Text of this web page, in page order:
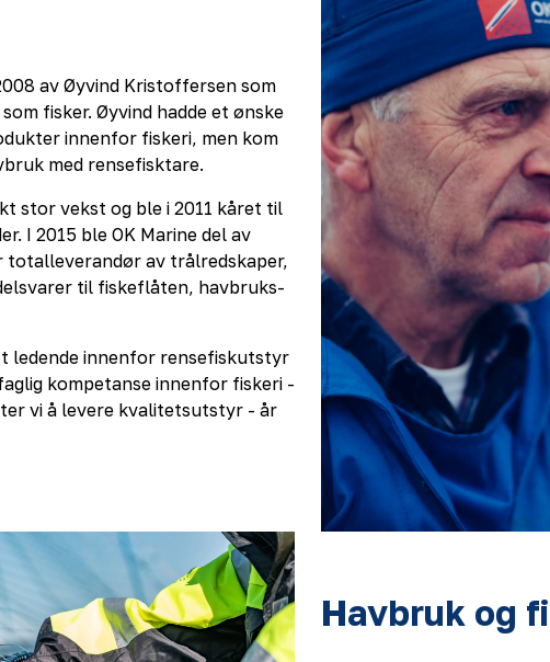
av Øyvind Kristoffersen som
fisker. Øyvind hadde et ønske
innenfor fiskeri, men kom
med rensefisktare.
stor vekst og ble i 2011 kåret til
I 2015 ble OK Marine del av
totalleverandør av trålredskaper,
til fiskeflåten, havbruks-
ledende innenfor rensefiskutstyr
kompetanse innenfor fiskeri -
vi å levere kvalitetsutstyr - år
Havbruk og